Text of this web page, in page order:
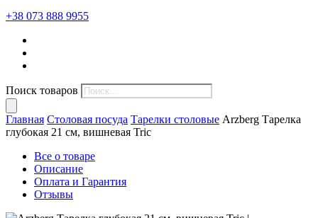
+38 073 888 9955
Поиск товаров
Главная Столовая посуда Тарелки столовые Arzberg Тарелка
глубокая 21 см, вишневая Tric
Все о товаре
Описание
Оплата и Гарантия
Отзывы